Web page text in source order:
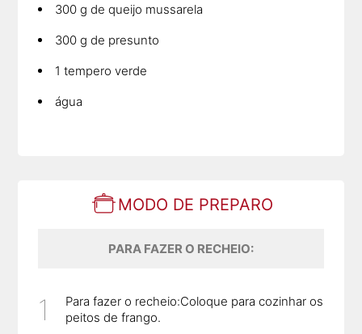
300 g de queijo mussarela
300 g de presunto
1 tempero verde
água
MODO DE PREPARO
PARA FAZER O RECHEIO:
Para fazer o recheio:Coloque para cozinhar os
peitos de frango.